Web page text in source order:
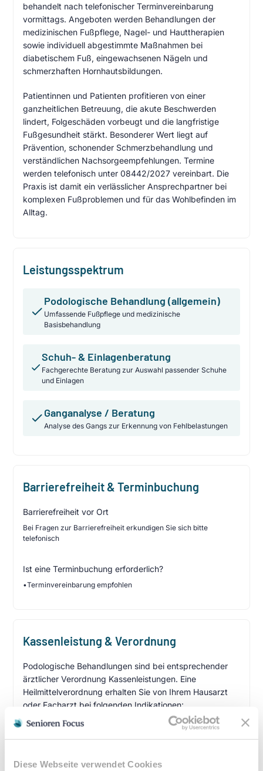
Diese Webseite verwendet Cookies
behandelt nach telefonischer Terminvereinbarung
vormittags. Angeboten werden Behandlungen der
medizinischen Fußpflege, Nagel- und Hauttherapien
sowie individuell abgestimmte Maßnahmen bei
diabetischem Fuß, eingewachsenen Nägeln und
schmerzhaften Hornhautsbildungen.
Patientinnen und Patienten profitieren von einer
ganzheitlichen Betreuung, die akute Beschwerden
lindert, Folgeschäden vorbeugt und die langfristige
Fußgesundheit stärkt. Besonderer Wert liegt auf
Prävention, schonender Schmerzbehandlung und
verständlichen Nachsorgeempfehlungen. Termine
werden telefonisch unter 08442/2027 vereinbart. Die
Praxis ist damit ein verlässlicher Ansprechpartner bei
komplexen Fußproblemen und für das Wohlbefinden im
Alltag.
Leistungsspektrum
Podologische Behandlung (allgemein)
Umfassende Fußpflege und medizinische
Basisbehandlung
Schuh- & Einlagenberatung
Fachgerechte Beratung zur Auswahl passender Schuhe
und Einlagen
Ganganalyse / Beratung
Analyse des Gangs zur Erkennung von Fehlbelastungen
Barrierefreiheit & Terminbuchung
Barrierefreiheit vor Ort
Bei Fragen zur Barrierefreiheit erkundigen Sie sich bitte
telefonisch
Ist eine Terminbuchung erforderlich?
•Terminvereinbarung empfohlen
Kassenleistung & Verordnung
Podologische Behandlungen sind bei entsprechender
ärztlicher Verordnung Kassenleistungen. Eine
Heilmittelverordnung erhalten Sie von Ihrem Hausarzt
oder Facharzt bei folgenden Indikationen:
Verordnungsfähige Diagnosen: